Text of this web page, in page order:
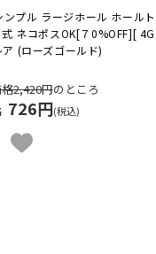
プル ラージホール ホールト
ネコポスOK[７0%OFF][ 4G
(ローズゴールド)
2,420円のところ
726円(税込)